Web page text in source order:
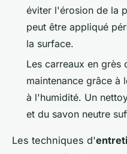
éviter l'érosion de la
peut être appliqué
la surface.
Les carreaux en grès
maintenance grâce à
à l'humidité. Un
et du savon neutre
Les techniques d'